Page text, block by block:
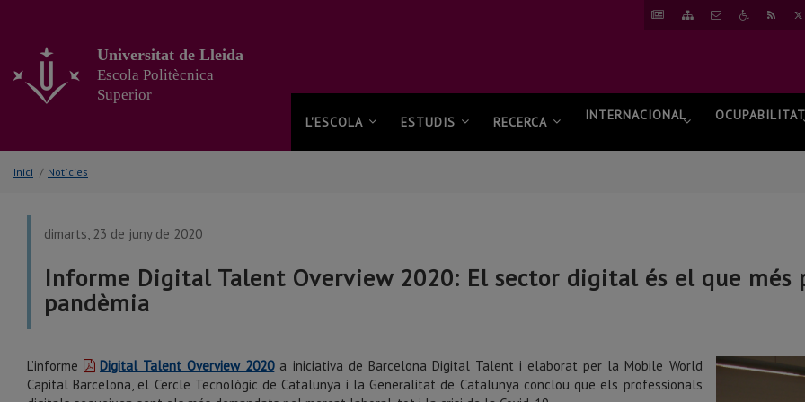
contingut
principal
de
ANARANARCONTACTAR
ANARRSS
Universitat de Lleida
Escola Politècnica
Superior
L'ESCOLA ESTUDIS RECERCA INTERNACIONAL OCUPABILITAT
Inici / Notícies
dimarts, 23 de juny de 2020
Informe Digital Talent Overview 2020: El sector digital és el que més
pandèmia
L’informe Digital Talent Overview 2020a iniciativa de Barcelona Digital Talent i elaborat per la Mobile World
Capital Barcelona, el Cercle Tecnològic de Catalunya i la Generalitat de Catalunya conclou que els professionals